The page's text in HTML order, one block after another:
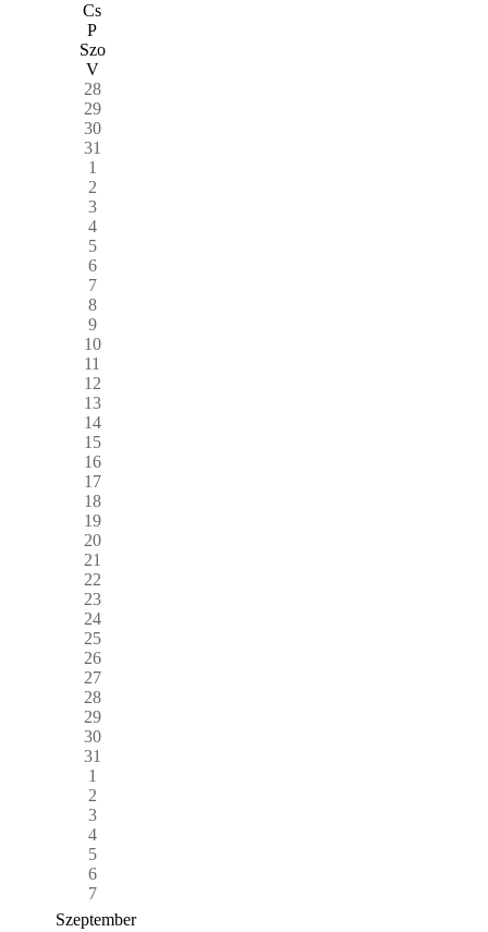
Cs
P
Szo
V
28
29
30
31
1
2
3
4
5
6
7
8
9
10
11
12
13
14
15
16
17
18
19
20
21
22
23
24
25
26
27
28
29
30
31
1
2
3
4
5
6
7
Szeptember